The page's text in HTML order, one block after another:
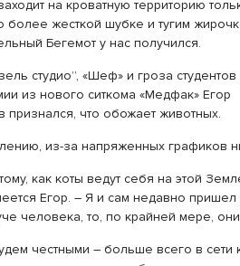
на кроватную территорию
более жесткой шубке и тугим
Бегемот у нас получился.
студио”, «Шеф» и гроза студентов
из нового ситкома «Медфак» Егор
признался, что обожает животных.
из-за напряженных графиков
как коты ведут себя на этой
Егор. – Я и сам недавно
человека, то, по крайней мере,
честными – больше всего в